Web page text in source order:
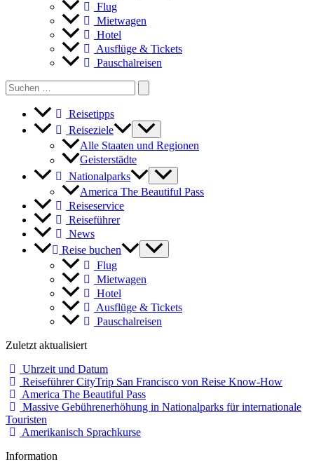
Flug
Mietwagen
Hotel
Ausflüge & Tickets
Pauschalreisen
Search
for:
Reisetipps
Reiseziele
Alle Staaten und Regionen
Geisterstädte
Nationalparks
America The Beautiful Pass
Reiseservice
Reiseführer
News
Reise buchen
Flug
Mietwagen
Hotel
Ausflüge & Tickets
Pauschalreisen
Zuletzt aktualisiert
Uhrzeit und Datum
Reiseführer CityTrip San Francisco von Reise Know-How
America The Beautiful Pass
Massive Gebührenerhöhung in Nationalparks für internationale
Touristen
Amerikanisch Sprachkurse
Information